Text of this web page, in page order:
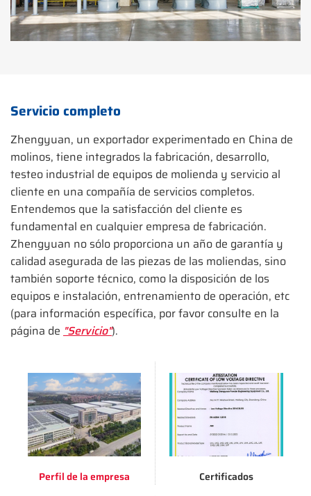
Servicio completo
Zhengyuan, un exportador experimentado en China de
molinos, tiene integrados la fabricación, desarrollo,
testeo industrial de equipos de molienda y servicio al
cliente en una compañía de servicios completos.
Entendemos que la satisfacción del cliente es
fundamental en cualquier empresa de fabricación.
Zhengyuan no sólo proporciona un año de garantía y
calidad asegurada de las piezas de las moliendas, sino
también soporte técnico, como la disposición de los
equipos e instalación, entrenamiento de operación, etc
(para información específica, por favor consulte en la
página de "Servicio").
Perfil de la empresa Certificados